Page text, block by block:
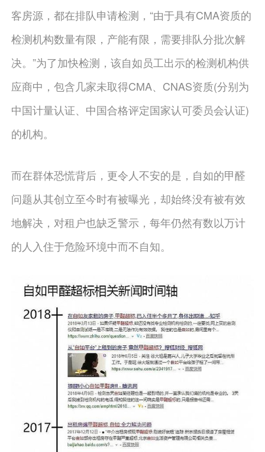
客房源，都在排队申请检测，“由于具有CMA资质的
检测机构数量有限，产能有限，需要排队分批次解
决。”为了加快检测，该自如员工出示的检测机构供
应商中，包含几家未取得CMA、CNAS资质(分别为
中国计量认证、中国合格评定国家认可委员会认证)
的机构。
而在群体恐慌背后，更令人不安的是，自如的甲醛
问题从其创立至今时有被曝光，却始终没有被有效
地解决，对租户也缺乏警示，每年仍然有数以万计
的人入住于危险环境中而不自知。